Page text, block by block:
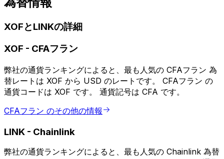
XOFとLINKの詳細
XOF - CFAフラン
弊社の通貨ランキングによると、最も人気の CFAフラン 為
替レートは XOF から USD のレートです。 CFAフラン の
通貨コードは XOF です。 通貨記号は CFA です。
CFAフラン のその他の情報
LINK - Chainlink
弊社の通貨ランキングによると、最も人気の Chainlink 為替